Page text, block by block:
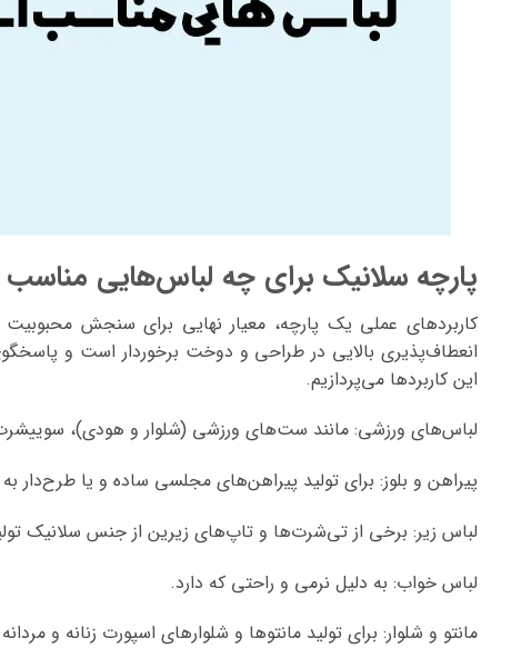
پارچه سلانیک برای چه لباس‌هایی
کاربردهای عملی یک پارچه، معیار نهایی برای سنجش
انعطاف‌پذیری بالایی در طراحی و دوخت برخوردار است و
این کاربردها می‌پردازیم.
لباس‌های ورزشی: مانند ست‌های ورزشی (شلوار و هودی)،
پیراهن و بلوز: برای تولید پیراهن‌های مجلسی ساده و یا
لباس زیر: برخی از تی‌شرت‌ها و تاپ‌های زیرین از جنس سلانیک
لباس خواب: به دلیل نرمی و راحتی که دارد.
مانتو و شلوار: برای تولید مانتوها و شلوارهای اسپورت زنانه و مردانه